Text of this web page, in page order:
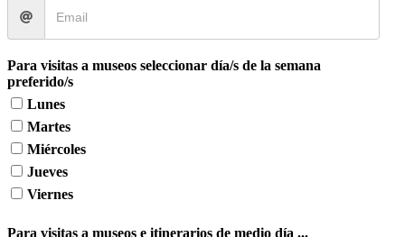
Para visitas a museos seleccionar día/s de la semana
preferido/s
Lunes
Martes
Miércoles
Jueves
Viernes
Para visitas a museos e itinerarios de medio día ...